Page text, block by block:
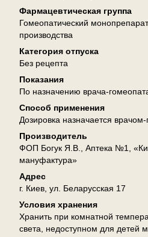
Фармацевтическая группа
Гомеопатический
производства
Категория отпуска
Без рецепта
Показания
По назначению врача-
Способ применения
Дозировка назначается врачом-
Производитель
ФОП Богук Я.В., Аптека №1,
мануфактура»
Адрес
г. Киев, ул. Беларусская 17
Условия хранения
Хранить при комнатной
света, недоступном для детей